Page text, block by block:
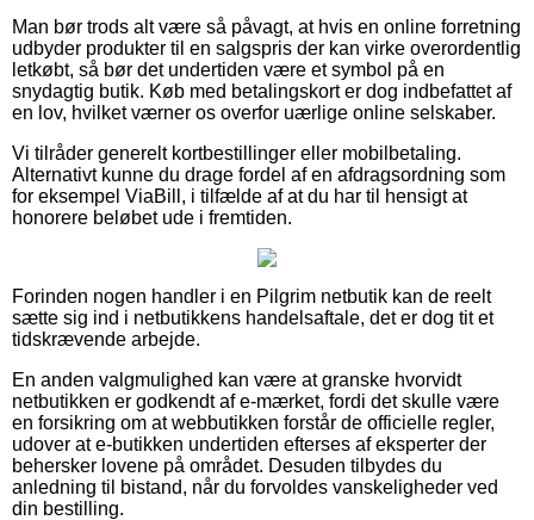
Man bør trods alt være så påvagt, at hvis en online forretning
udbyder produkter til en salgspris der kan virke overordentlig
letkøbt, så bør det undertiden være et symbol på en
snydagtig butik. Køb med betalingskort er dog indbefattet af
en lov, hvilket værner os overfor uærlige online selskaber.
Vi tilråder generelt kortbestillinger eller mobilbetaling.
Alternativt kunne du drage fordel af en afdragsordning som
for eksempel ViaBill, i tilfælde af at du har til hensigt at
honorere beløbet ude i fremtiden.
Forinden nogen handler i en Pilgrim netbutik kan de reelt
sætte sig ind i netbutikkens handelsaftale, det er dog tit et
tidskrævende arbejde.
En anden valgmulighed kan være at granske hvorvidt
netbutikken er godkendt af e-mærket, fordi det skulle være
en forsikring om at webbutikken forstår de officielle regler,
udover at e-butikken undertiden efterses af eksperter der
behersker lovene på området. Desuden tilbydes du
anledning til bistand, når du forvoldes vanskeligheder ved
din bestilling.